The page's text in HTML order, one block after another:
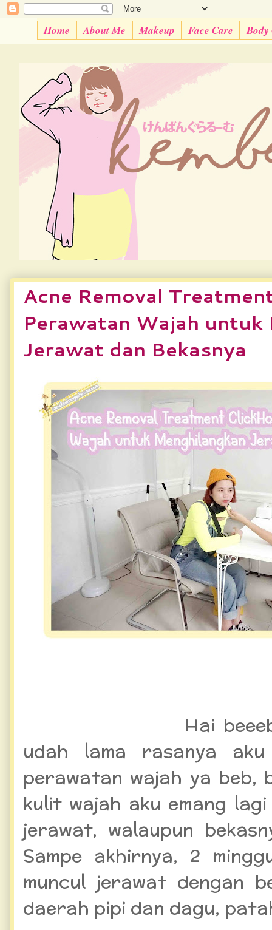
Home About Me Makeup Face Care Body
Acne Removal
Perawatan Wajah untuk
Jerawat dan Bekasnya
Hai
udah lama rasanya
perawatan wajah ya beb,
kulit wajah aku emang
jerawat, walaupun
Sampe akhirnya, 2
muncul jerawat dengan
daerah pipi dan dagu,